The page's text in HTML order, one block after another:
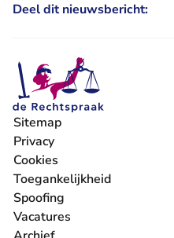
Deel dit nieuwsbericht:
Sitemap
Privacy
Cookies
Toegankelijkheid
Spoofing
Vacatures
- U verlaat Rechtspraak.nl